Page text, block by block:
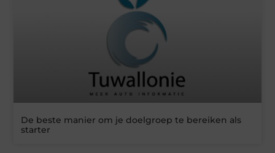
De beste manier om je doelgroep te bereiken als
starter